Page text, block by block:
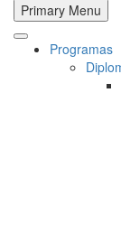
Primary Menu
Programas